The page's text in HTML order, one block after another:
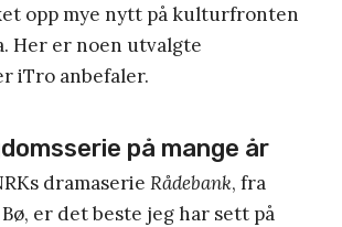
opp mye nytt på kulturfronten
Her er noen utvalgte
iTro anbefaler.
på mange år
dramaserie Rådebank, fra
er det beste jeg har sett på